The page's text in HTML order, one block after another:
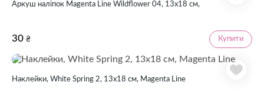
Аркуш наліпок Magenta Line Wildflower 04, 13х18 см,
30 ₴ Купити
Наклейки, White Spring 2, 13х18 см, Magenta Line